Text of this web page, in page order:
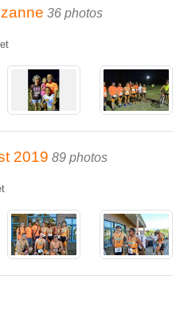
36 photos
2019 89 photos